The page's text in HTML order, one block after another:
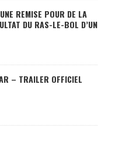
REMISE POUR DE LA
DU RAS-LE-BOL D’UN
– TRAILER OFFICIEL